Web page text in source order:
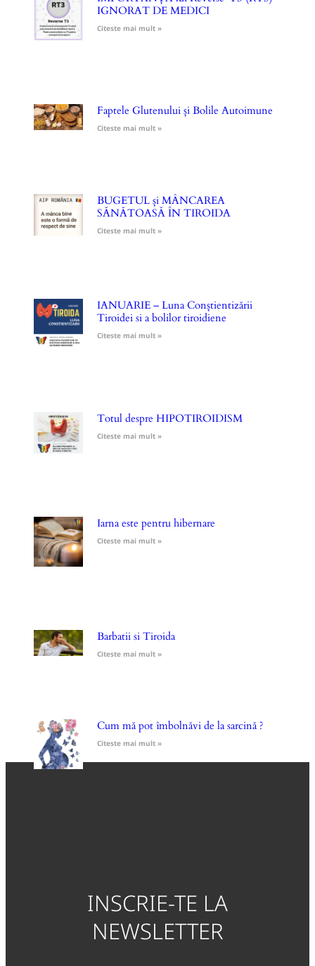
IGNORAT DE MEDICI
Citeste mai mult »
Faptele Glutenului și Bolile Autoimune
Citeste mai mult »
BUGETUL și MÂNCAREA
SĂNĂTOASĂ ÎN TIROIDA
Citeste mai mult »
IANUARIE – Luna Conștientizării
Tiroidei si a bolilor tiroidiene
Citeste mai mult »
Totul despre HIPOTIROIDISM
Citeste mai mult »
Iarna este pentru hibernare
Citeste mai mult »
Barbatii si Tiroida
Citeste mai mult »
Cum mă pot îmbolnăvi de la sarcină ?
Citeste mai mult »
INSCRIE-TE LA
NEWSLETTER